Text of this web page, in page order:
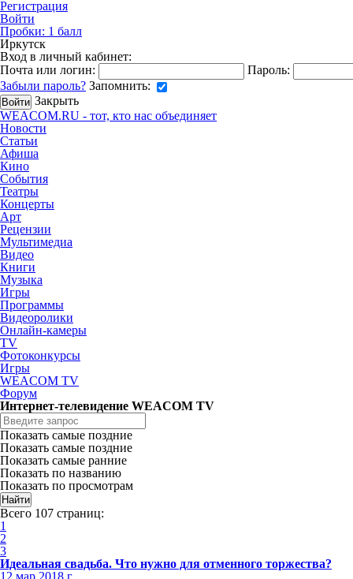
Регистрация
Войти
Пробки: 1 балл
Иркутск
Вход в личный кабинет:
Почта или логин:
Пароль:
Забыли пароль? Запомнить:
Закрыть
WEACOM.RU - тот, кто нас объединяет
Новости
Статьи
Афиша
Кино
События
Театры
Концерты
Арт
Рецензии
Мультимедиа
Видео
Книги
Музыка
Игры
Программы
Видеоролики
Онлайн-камеры
TV
Фотоконкурсы
Игры
WEACOM TV
Форум
Интернет-телевидение WEACOM TV
Показать самые поздние
Показать самые поздние
Показать самые ранние
Показать по названию
Показать по просмотрам
Всего 107 страниц:
1
2
3
Идеальная свадьба. Что нужно для отменного торжества?
12 мар 2018 г.